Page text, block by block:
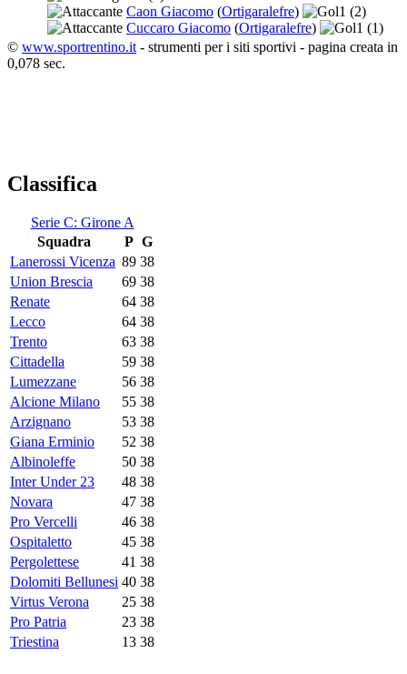
Caon Giacomo (Ortigaralefre) 1 (2)
Cuccaro Giacomo (Ortigaralefre) 1 (1)
© www.sportrentino.it - strumenti per i siti sportivi - pagina creata in
0,078 sec.
Classifica
Serie C: Girone A
Squadra
P G
Lanerossi Vicenza 89 38
Union Brescia
69 38
Renate
64 38
Lecco
64 38
Trento
63 38
Cittadella
59 38
Lumezzane
56 38
Alcione Milano
55 38
Arzignano
53 38
Giana Erminio
52 38
Albinoleffe
50 38
Inter Under 23
48 38
Novara
47 38
Pro Vercelli
46 38
Ospitaletto
45 38
Pergolettese
41 38
Dolomiti Bellunesi 40 38
Virtus Verona
25 38
Pro Patria
23 38
Triestina
13 38